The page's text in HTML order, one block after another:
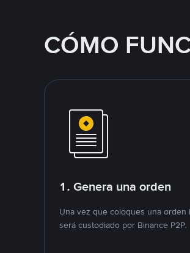
CÓMO
1. Genera una orden
Una vez que coloques una orden
será custodiado por Binance P2P.